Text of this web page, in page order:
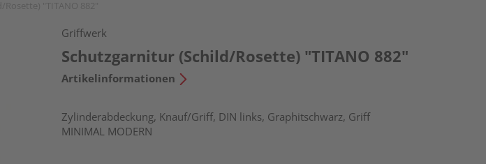
Griffwerk
Schutzgarnitur (Schild/Rosette) "TITANO 882"
Artikelinformationen
Zylinderabdeckung, Knauf/Griff, DIN links, Graphitschwarz, Griff
MINIMAL MODERN